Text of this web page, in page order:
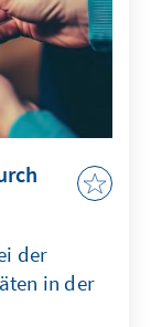
der
in der